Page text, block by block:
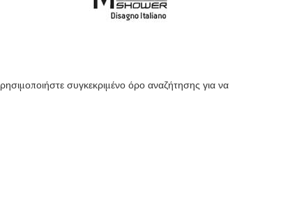
συγκεκριμένο όρο αναζήτησης για να